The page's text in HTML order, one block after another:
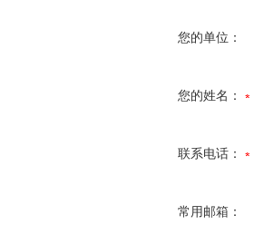
您的单位：
您的姓名：
联系电话：
常用邮箱：